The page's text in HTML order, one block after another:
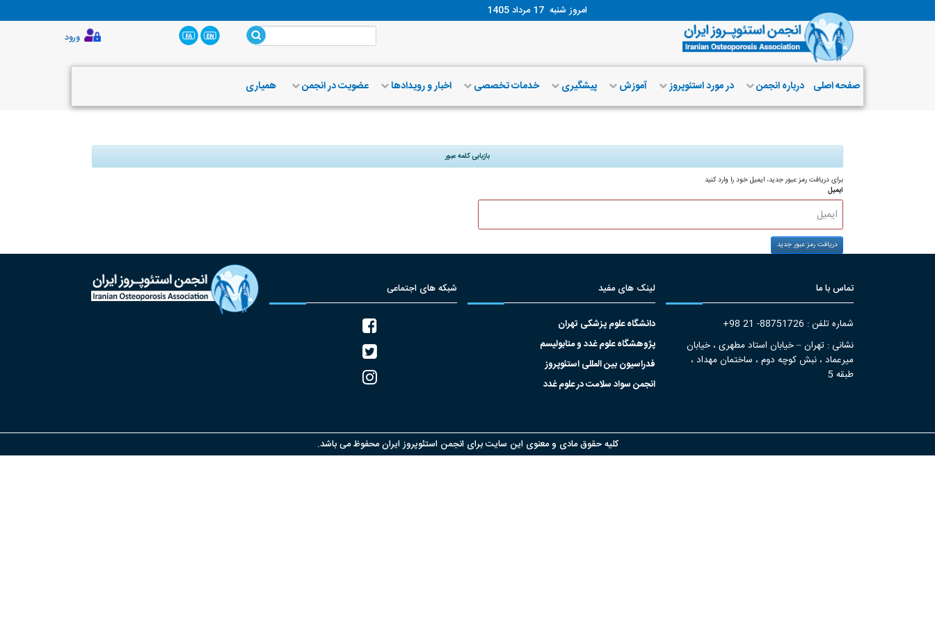
امروز شنبه 17 مرداد 1405
صفحه اصلی درباره انجمن در مورد استئوپروز آموزش پیشگیری خدمات تخصصی اخبار و رویدادها عضویت در انجمن همیاری
ورود
بازیابی کلمه عبور
برای دریافت رمز عبور جدید، ایمیل خود را وارد کنید
ایمیل
تماس با ما
شماره تلفن : 88751726- 21 98+
نشانی : تهران – خیابان استاد مطهری ، خیابان
میرعماد ، نبش کوچه دوم ، ساختمان مهداد ،
طبقه 5
لینک های مفید
دانشگاه علوم پزشکی تهران
پژوهشگاه علوم غدد و متابولیسم
فدراسیون بین المللی استئوپروز
انجمن سواد سلامت در علوم غدد
شبکه های اجتماعی
کلیه حقوق مادی و معنوی این سایت برای انجمن استئوپروز ایران محفوظ می باشد.